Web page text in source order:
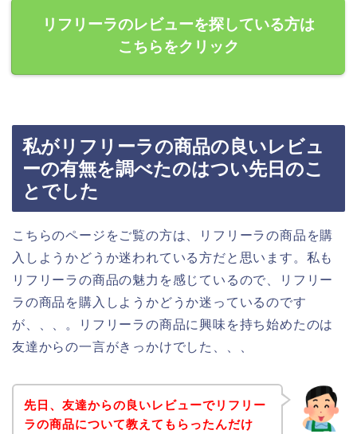
リフリーラのレビューを探している方は
こちらをクリック
私がリフリーラの商品の良いレビュ
ーの有無を調べたのはつい先日のこ
とでした
こちらのページをご覧の方は、リフリーラの商品を購
入しようかどうか迷われている方だと思います。私も
リフリーラの商品の魅力を感じているので、リフリー
ラの商品を購入しようかどうか迷っているのです
が、、、。リフリーラの商品に興味を持ち始めたのは
友達からの一言がきっかけでした、、、
先日、友達からの良いレビューでリフリー
ラの商品について教えてもらったんだけ